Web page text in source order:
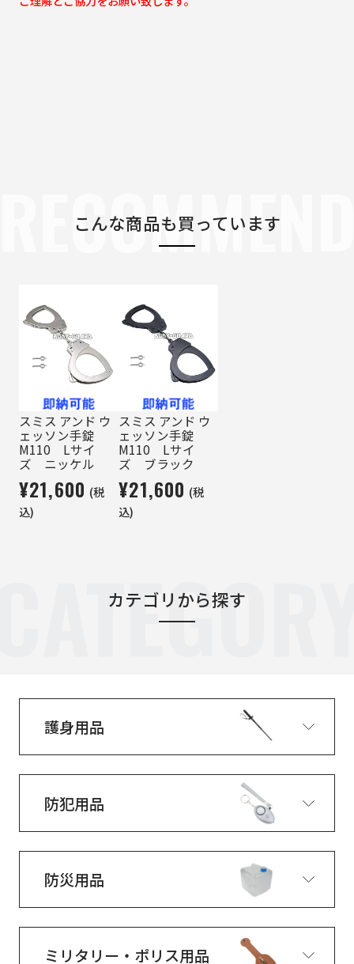
こんな商品も買っています
スミス アンド ウ
ェッソン手錠
M110 Lサイ
ズ ニッケル
¥21,600 (税
込)
スミス アンド ウ
ェッソン手錠
M110 Lサイ
ズ ブラック
¥21,600 (税
込)
カテゴリから探す
護身用品
防犯用品
防災用品
ミリタリー・ポリス用品